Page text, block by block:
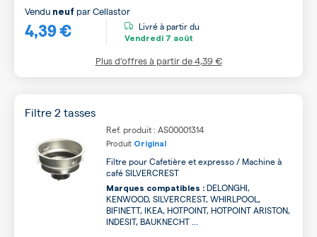
4,39 €
Vendu neuf parCellastor
Livré à partir du
Vendredi 7 août
Plus d’offres à partir de4,39 €
Filtre 2 tasses
Ref. produit : AS00001314
Produit Original
Filtre pour Cafetière et expresso / Machine à
café SILVERCREST
Marques compatibles : DELONGHI,
KENWOOD, SILVERCREST, WHIRLPOOL,
BIFINETT, IKEA, HOTPOINT, HOTPOINT ARISTON,
INDESIT, BAUKNECHT ...